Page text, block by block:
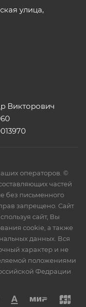
улица,
Викторович
операторов. ©
частей
без письменного
запрещено. Сайт
сайт, Вы
cookie, а также
данных. Вся
характер и не
положениями
Федрации